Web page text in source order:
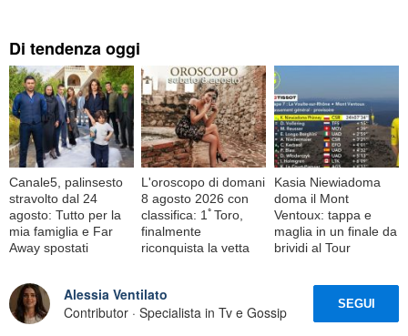
Di tendenza oggi
Canale5, palinsesto
stravolto dal 24
agosto: Tutto per la
mia famiglia e Far
Away spostati
L'oroscopo di domani
8 agosto 2026 con
classifica: 1ﾟToro,
finalmente
riconquista la vetta
Kasia Niewiadoma
doma il Mont
Ventoux: tappa e
maglia in un finale da
brividi al Tour
Alessia Ventilato
Contributor · Specialista in Tv e Gossip
SEGUI